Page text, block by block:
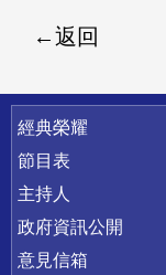
返回
快速連結
經典榮耀
節目表
主持人
政府資訊公開
意見信箱